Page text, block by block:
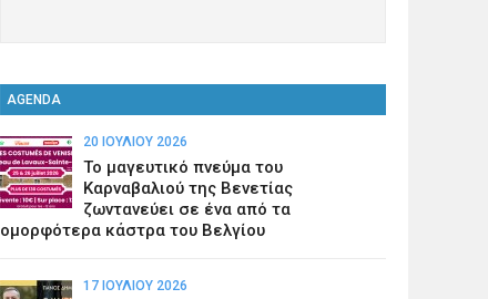
AGENDA
20 ΙΟΥΛΊΟΥ 2026
Το μαγευτικό πνεύμα του
Καρναβαλιού της Βενετίας
ζωντανεύει σε ένα από τα
ομορφότερα κάστρα του Βελγίου
17 ΙΟΥΛΊΟΥ 2026